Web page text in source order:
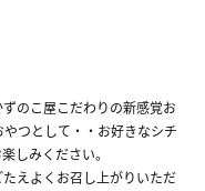
のこ屋こだわりの新感覚お
つとして・・お好きなシチ
しみください。
えよくお召し上がりいただ